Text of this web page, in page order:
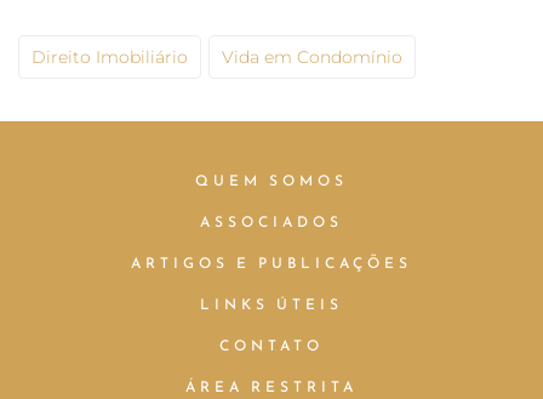
Direito Imobiliário Vida em Condomínio
QUEM SOMOS
ASSOCIADOS
ARTIGOS E PUBLICAÇÕES
LINKS ÚTEIS
CONTATO
ÁREA RESTRITA